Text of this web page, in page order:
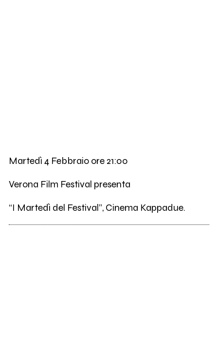
Martedì 4 Febbraio ore 21:00
Verona Film Festival presenta
“I Martedì del Festival”, Cinema Kappadue.